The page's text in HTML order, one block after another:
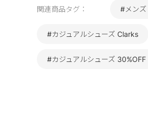
関連商品タグ： #メンズ
#カジュアルシューズ Clarks
#カジュアルシューズ 30%OFF